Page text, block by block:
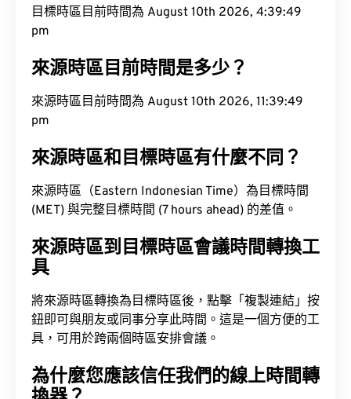
目標時區目前時間為 August 10th 2026, 4:39:50
pm
來源時區目前時間是多少？
來源時區目前時間為 August 10th 2026, 11:39:50
pm
來源時區和目標時區有什麼不同？
來源時區（Eastern Indonesian Time）為目標時間
(MET) 與完整目標時間 (7 hours ahead) 的差值。
來源時區到目標時區會議時間轉換工
具
將來源時區轉換為目標時區後，點擊「複製連結」按
鈕即可與朋友或同事分享此時間。這是一個方便的工
具，可用於跨兩個時區安排會議。
為什麼您應該信任我們的線上時間轉